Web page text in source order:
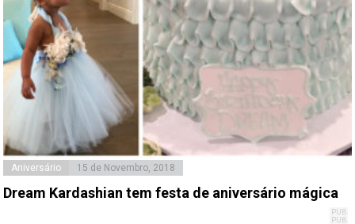
Aniversário 15 de Novembro, 2018
Dream Kardashian tem festa de aniversário mágica